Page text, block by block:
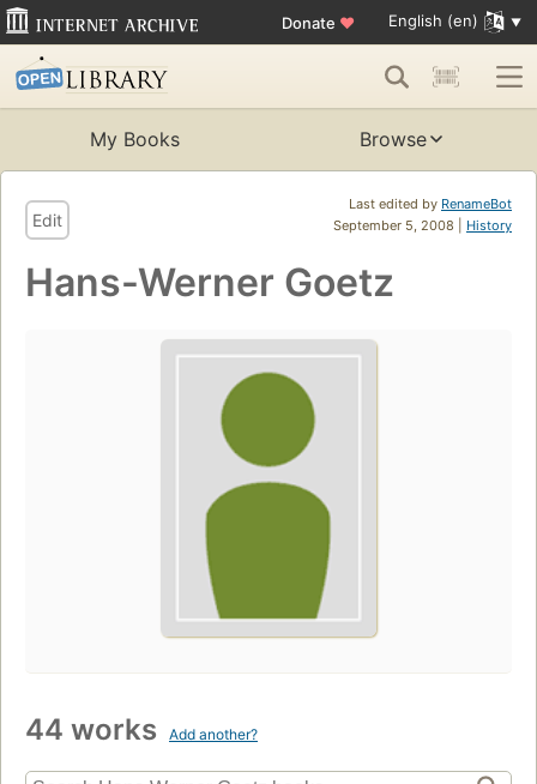
Donate ♥ English (en)
My Books Browse
Last edited by RenameBot
September 5, 2008 | History
Edit
Hans-Werner Goetz
44 works Add another?